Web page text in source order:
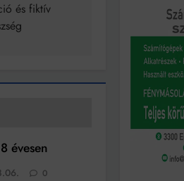
és fiktív
évesen
0